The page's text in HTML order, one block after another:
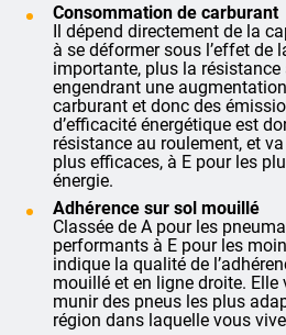
Consommation de carburant
Il dépend directement de la
à se déformer sous l’effet de
importante, plus la résistance
engendrant une
carburant et donc des
d’efficacité énergétique est
résistance au roulement, et
plus efficaces, à E pour les
énergie.
Adhérence sur sol mouillé
Classée de A pour les
performants à E pour les
indique la qualité de
mouillé et en ligne droite. Elle
munir des pneus les plus
région dans laquelle vous